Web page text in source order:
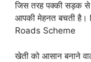
जिस तरह पक्की सड़क से
आपकी मेहनत बचती
Roads Scheme
खेती को आसान बनाने